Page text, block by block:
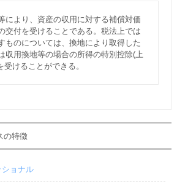
により、資産の収用に対する補償対価
交付を受けることである。税法上では
ものについては、換地により取得した
収用換地等の場合の所得の特別控除(上
けることができる。
の特徴
ョナル